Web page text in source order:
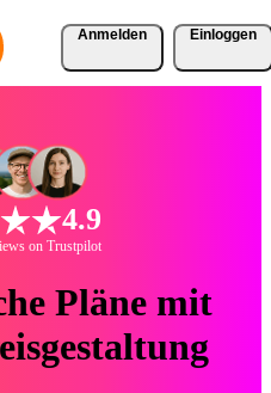
Anmelden Einloggen
4.9
on Trustpilot
Pläne mit